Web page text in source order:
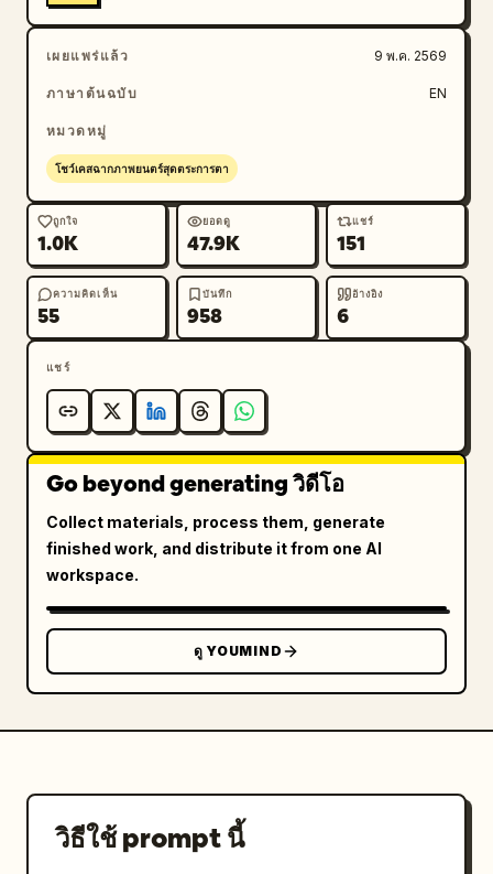
เผยแพร่แล้ว 9 พ.ค. 2569
ภาษาต้นฉบับ EN
หมวดหมู่
โชว์เคสฉากภาพยนตร์สุดตระการตา
ถูกใจ
1.0K
ยอดดู
47.9K
แชร์
151
ความคิดเห็น
55
บันทึก
958
อ้างอิง
6
แชร์
Go beyond generating วิดีโอ
Collect materials, process them, generate
finished work, and distribute it from one AI
workspace.
ดู YOUMIND
วิธีใช้ prompt นี้